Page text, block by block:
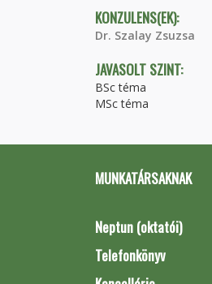
KONZULENS(EK):
Dr. Szalay Zsuzsa
JAVASOLT SZINT:
BSc téma
MSc téma
MUNKATÁRSAKNAK
Neptun (oktatói)
Telefonkönyv